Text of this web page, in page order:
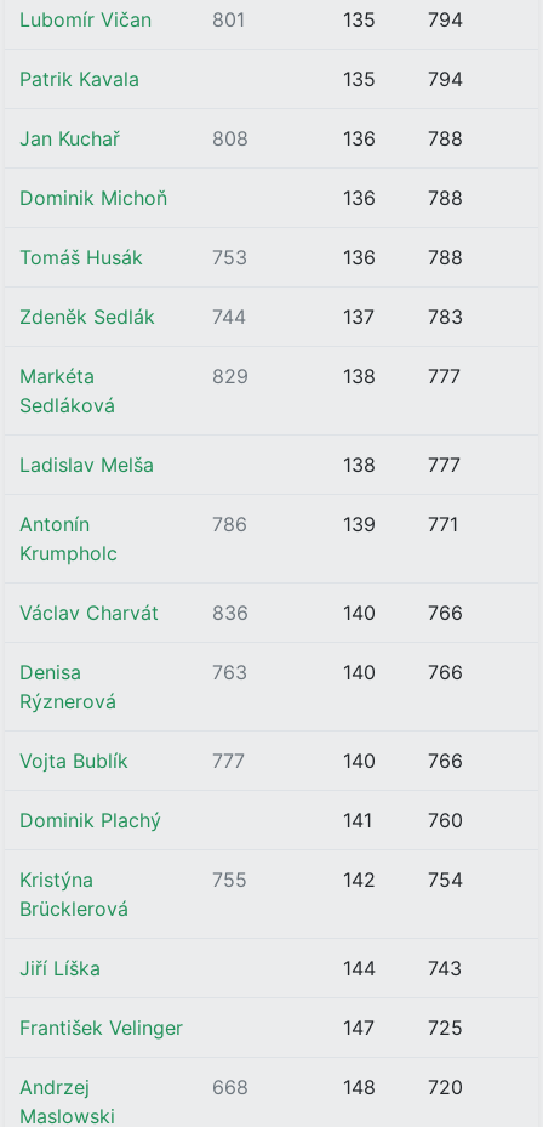
Lubomír Vičan 801 135 794
Patrik Kavala 135 794
Jan Kuchař 808 136 788
Dominik Michoň 136 788
Tomáš Husák 753 136 788
Zdeněk Sedlák 744 137 783
Markéta
Sedláková
829 138 777
Ladislav Melša 138 777
Antonín
Krumpholc
786 139 771
Václav Charvát 836 140 766
Denisa
Rýznerová
763 140 766
Vojta Bublík 777 140 766
Dominik Plachý 141 760
Kristýna
Brücklerová
755 142 754
Jiří Líška 144 743
František Velinger 147 725
Andrzej
Maslowski
668 148 720